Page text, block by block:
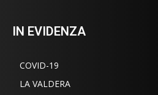
IN EVIDENZA
COVID-19
LA VALDERA